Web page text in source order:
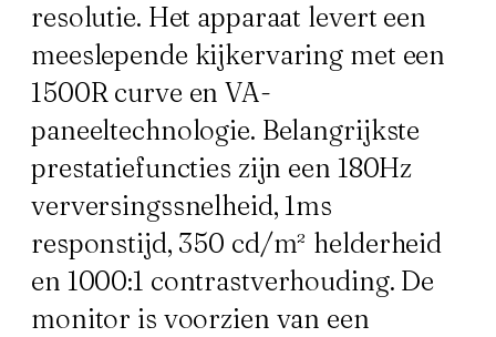
resolutie. Het apparaat levert een
meeslepende kijkervaring met een
1500R curve en VA-
paneeltechnologie. Belangrijkste
prestatiefuncties zijn een 180Hz
verversingssnelheid, 1ms
responstijd, 350 cd/m² helderheid
en 1000:1 contrastverhouding. De
monitor is voorzien van een